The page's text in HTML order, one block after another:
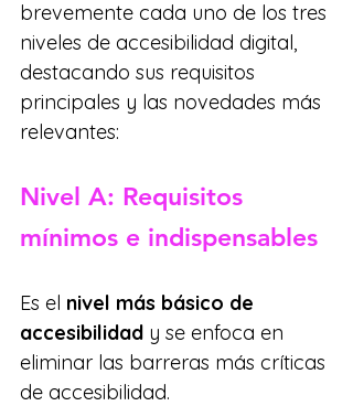
brevemente cada uno de los tres
niveles de accesibilidad digital,
destacando sus requisitos
principales y las novedades más
relevantes:
Nivel A: Requisitos
mínimos e indispensables
Es el nivel más básico de
accesibilidad y se enfoca en
eliminar las barreras más críticas
de accesibilidad.